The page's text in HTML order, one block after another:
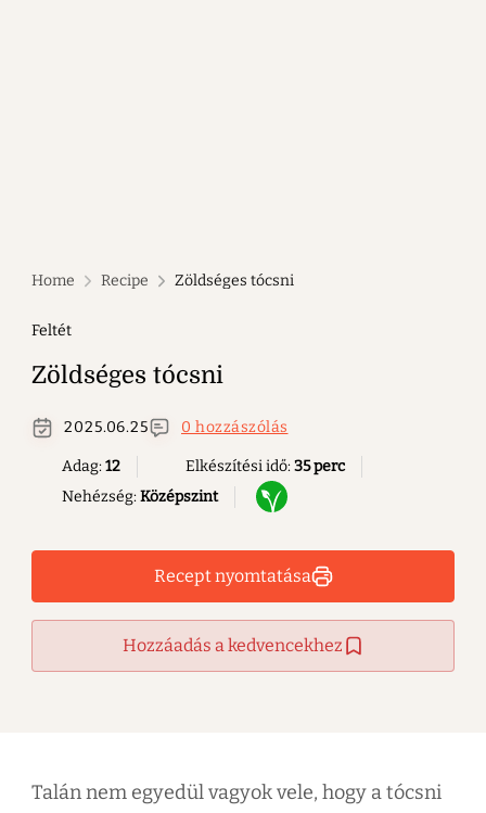
Home Recipe Zöldséges tócsni
Feltét
Zöldséges tócsni
2025.06.25 0 hozzászólás
Adag:12 Elkészítési idő:35 perc
Nehézség:Középszint
Recept nyomtatása
Hozzáadás a kedvencekhez
Talán nem egyedül vagyok vele, hogy a tócsni